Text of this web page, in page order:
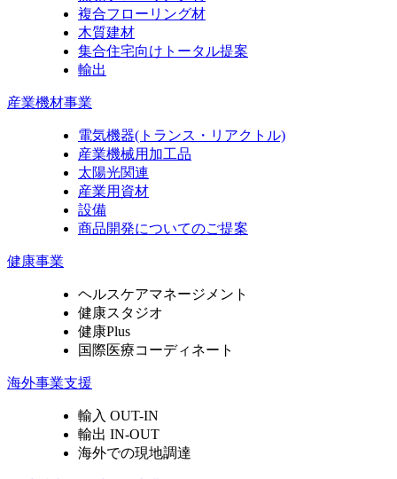
複合フローリング材
木質建材
集合住宅向けトータル提案
輸出
産業機材事業
電気機器(トランス・リアクトル)
産業機械用加工品
太陽光関連
産業用資材
設備
商品開発についてのご提案
健康事業
ヘルスケアマネージメント
健康スタジオ
健康Plus
国際医療コーディネート
海外事業支援
輸入 OUT-IN
輸出 IN-OUT
海外での現地調達